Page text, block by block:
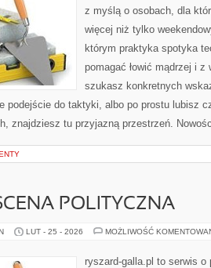
z myślą o osobach, dla
więcej niż tylko
którym praktyka spotyka
pomagać łowić mądrzej i
szukasz konkretnych
podejście do taktyki, albo po prostu lubisz
znajdziesz tu przyjazną przestrzeń.
POLITYCZNA
LUT - 25 - 2026 MOŻLIWOŚĆ
ryszard-galla.pl to serwis